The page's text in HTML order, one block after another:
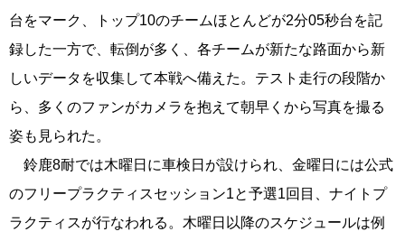
台をマーク、トップ10のチームほとんどが2分05秒台を記
録した一方で、転倒が多く、各チームが新たな路面から新
しいデータを収集して本戦へ備えた。テスト走行の段階か
ら、多くのファンがカメラを抱えて朝早くから写真を撮る
姿も見られた。
鈴鹿8耐では木曜日に車検日が設けられ、金曜日には公式
のフリープラクティスセッション1と予選1回目、ナイトプ
ラクティスが行なわれる。木曜日以降のスケジュールは例